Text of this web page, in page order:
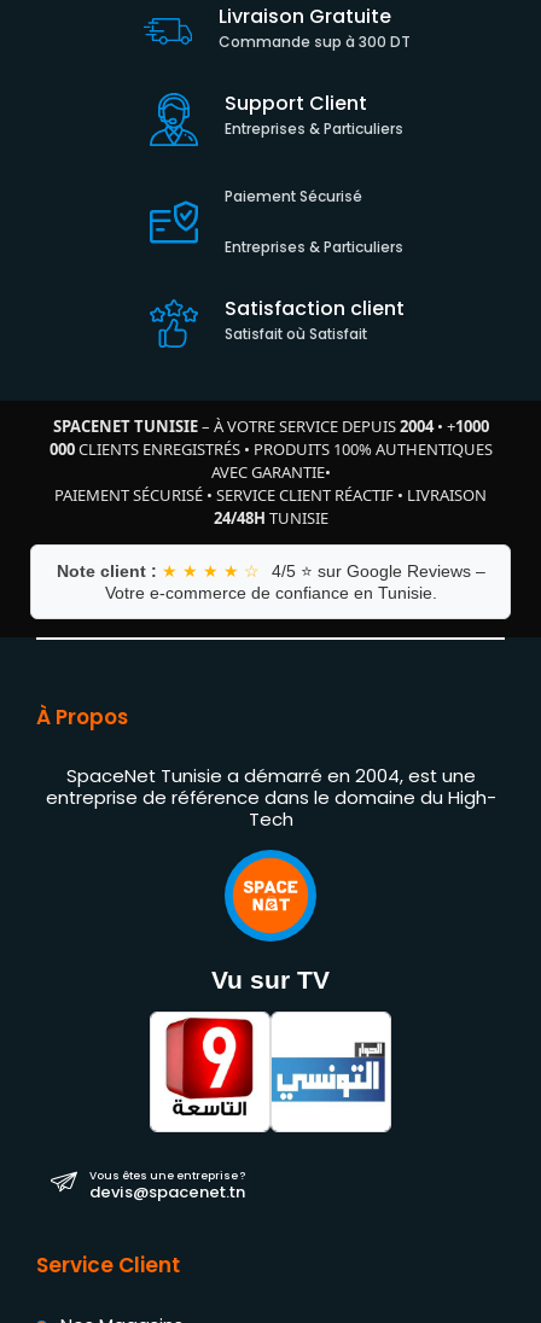
Livraison Gratuite
Commande sup à 300 DT
Support Client
Entreprises & Particuliers
Paiement Sécurisé
Entreprises & Particuliers
Satisfaction client
Satisfait où Satisfait
SPACENET TUNISIE– À VOTRE SERVICE DEPUIS2004• +1000
000CLIENTS ENREGISTRÉS• PRODUITS 100% AUTHENTIQUES
AVEC GARANTIE•
PAIEMENT SÉCURISÉ • SERVICE CLIENT RÉACTIF • LIVRAISON
24/48H TUNISIE
Note client : ★ ★ ★ ★ ☆
4/5 ⭐ sur Google Reviews –
Votre e-commerce de confiance en Tunisie.
À Propos
SpaceNet Tunisie a démarré en 2004, est une
entreprise de référence dans le domaine du High-
Tech
Vu sur TV
Vous êtes une entreprise ?
devis@spacenet.tn
Service Client